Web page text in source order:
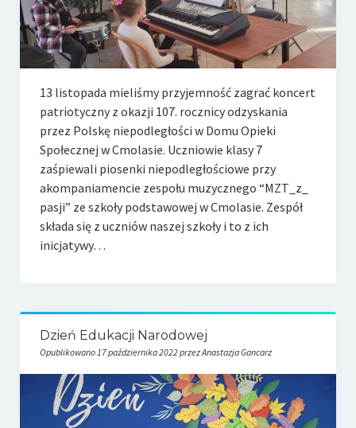
13 listopada mieliśmy przyjemność zagrać koncert
patriotyczny z okazji 107. rocznicy odzyskania
przez Polskę niepodległości w Domu Opieki
Społecznej w Cmolasie. Uczniowie klasy 7
zaśpiewali piosenki niepodległościowe przy
akompaniamencie zespołu muzycznego “MZT_z_
pasji” ze szkoły podstawowej w Cmolasie. Zespół
składa się z uczniów naszej szkoły i to z ich
inicjatywy…
Dzień Edukacji Narodowej
Opublikowano 17 października 2022 przez Anastazja Gancarz